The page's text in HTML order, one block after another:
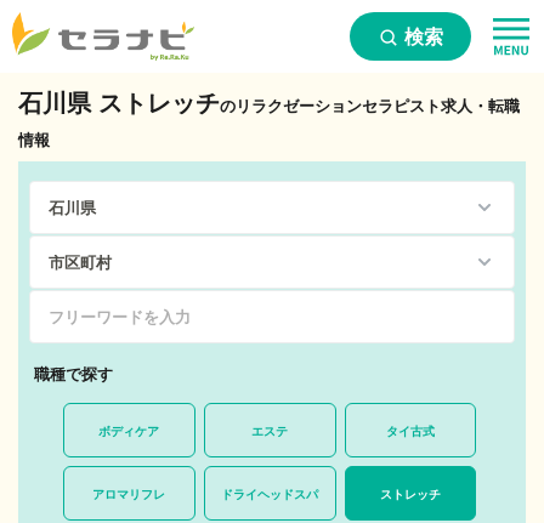
検索
石川県 ストレッチのリラクゼーションセラピスト求人・転職
情報
職種で探す
ボディケア エステ タイ古式
アロマリフレ ドライヘッドスパ ストレッチ